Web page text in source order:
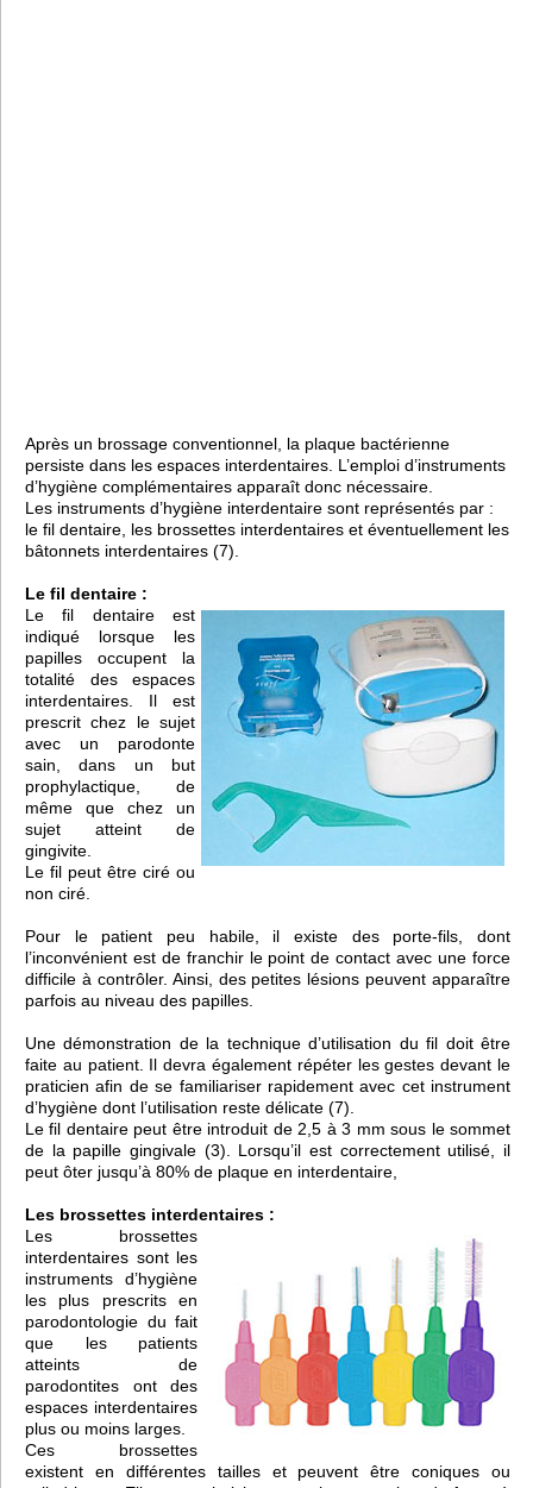
Après un brossage conventionnel, la plaque bactérienne
persiste dans les espaces interdentaires. L’emploi d’instruments
d’hygiène complémentaires apparaît donc nécessaire.
Les instruments d’hygiène interdentaire sont représentés par :
le fil dentaire, les brossettes interdentaires et éventuellement les
bâtonnets interdentaires (7).
Le fil dentaire :
Le fil dentaire est
indiqué lorsque les
papilles occupent la
totalité des espaces
interdentaires. Il est
prescrit chez le sujet
avec un parodonte
sain, dans un but
prophylactique, de
même que chez un
sujet atteint de
gingivite.
Le fil peut être ciré ou
non ciré.
Pour le patient peu habile, il existe des porte-fils, dont
l’inconvénient est de franchir le point de contact avec une force
difficile à contrôler. Ainsi, des petites lésions peuvent apparaître
parfois au niveau des papilles.
Une démonstration de la technique d’utilisation du fil doit être
faite au patient. Il devra également répéter les gestes devant le
praticien afin de se familiariser rapidement avec cet instrument
d’hygiène dont l’utilisation reste délicate (7).
Le fil dentaire peut être introduit de 2,5 à 3 mm sous le sommet
de la papille gingivale (3). Lorsqu’il est correctement utilisé, il
peut ôter jusqu’à 80% de plaque en interdentaire,
Les brossettes interdentaires :
Les brossettes
interdentaires sont les
instruments d’hygiène
les plus prescrits en
parodontologie du fait
que les patients
atteints de
parodontites ont des
espaces interdentaires
plus ou moins larges.
Ces brossettes
existent en différentes tailles et peuvent être coniques ou